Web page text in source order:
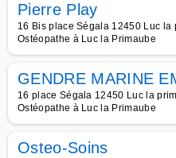
Pierre Play
16 Bis place Ségala 12450 Luc la
Ostéopathe à Luc la Primaube
GENDRE MARINE
16 place Ségala 12450 Luc la
Ostéopathe à Luc la Primaube
Osteo-Soins